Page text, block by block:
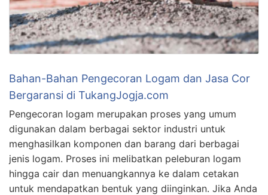
Bahan-Bahan Pengecoran Logam dan Jasa Cor
Bergaransi di TukangJogja.com
Pengecoran logam merupakan proses yang umum
digunakan dalam berbagai sektor industri untuk
menghasilkan komponen dan barang dari berbagai
jenis logam. Proses ini melibatkan peleburan logam
hingga cair dan menuangkannya ke dalam cetakan
untuk mendapatkan bentuk yang diinginkan. Jika Anda